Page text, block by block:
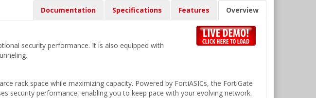
Overview
Features
Specifications
Documentation
security performance. It is also equipped with
rack space while maximizing capacity. Powered by FortiASICs, the FortiGate
security performance, enabling you to keep pace with your evolving network.